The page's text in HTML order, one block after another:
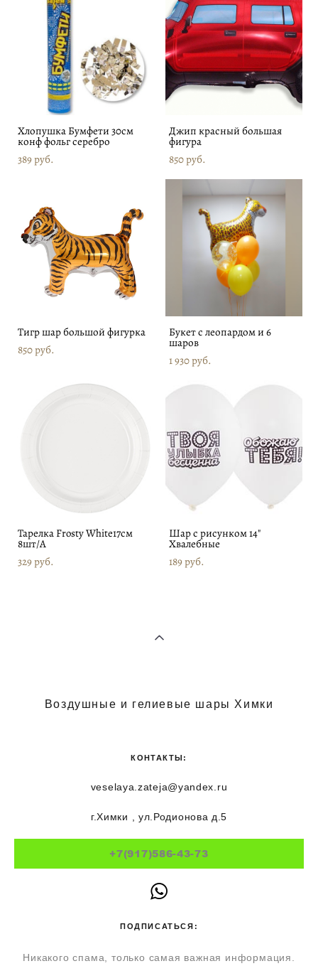
Хлопушка Бумфети 30см
конф фольг серебро
389 pуб.
Джип красный большая
фигура
850 pуб.
Тигр шар большой фигурка
850 pуб.
Букет с леопардом и 6
шаров
1 930 pуб.
Тарелка Frosty White17см
8шт/A
329 pуб.
Шар с рисунком 14"
Хвалебные
189 pуб.
Воздушные и гелиевые шары Химки
КОНТАКТЫ:
veselaya.zateja@yandex.ru
г.Химки , ул.Родионова д.5
+7(917)586-43-73
ПОДПИСАТЬСЯ:
Никакого спама, только самая важная информация.